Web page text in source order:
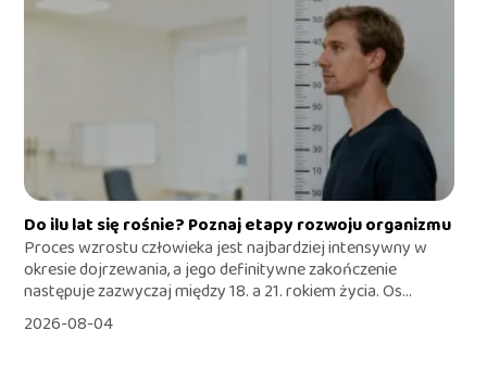
Do ilu lat się rośnie? Poznaj etapy rozwoju organizmu
Proces wzrostu człowieka jest najbardziej intensywny w
okresie dojrzewania, a jego definitywne zakończenie
następuje zazwyczaj między 18. a 21. rokiem życia. Os...
2026-08-04